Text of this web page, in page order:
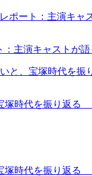
：主演キャストが
塚時代を振り返
塚時代を振り返